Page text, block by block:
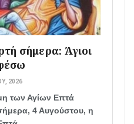
σήμερα: Άγιοι
2026
των Αγίων Επτά
4 Αυγούστου, η